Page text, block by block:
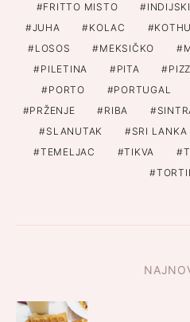
FRITTO MISTO
JUHA
KOLAC KOTHU
LOSOS
MEKSIČKO
PILETINA
PITA
PORTO
PORTUGAL
PRŽENJE
RIBA
SLANUTAK
SRI LANKA
TEMELJAC
TIKVA